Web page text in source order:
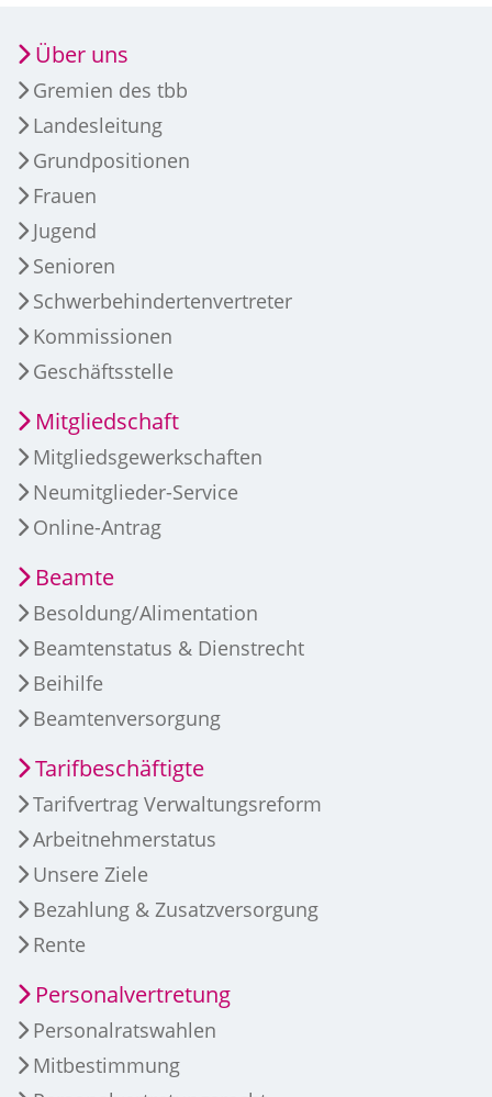
Über uns
Gremien des tbb
Landesleitung
Grundpositionen
Frauen
Jugend
Senioren
Schwerbehindertenvertreter
Kommissionen
Geschäftsstelle
Mitgliedschaft
Mitgliedsgewerkschaften
Neumitglieder-Service
Online-Antrag
Beamte
Besoldung/Alimentation
Beamtenstatus & Dienstrecht
Beihilfe
Beamtenversorgung
Tarifbeschäftigte
Tarifvertrag Verwaltungsreform
Arbeitnehmerstatus
Unsere Ziele
Bezahlung & Zusatzversorgung
Rente
Personalvertretung
Personalratswahlen
Mitbestimmung